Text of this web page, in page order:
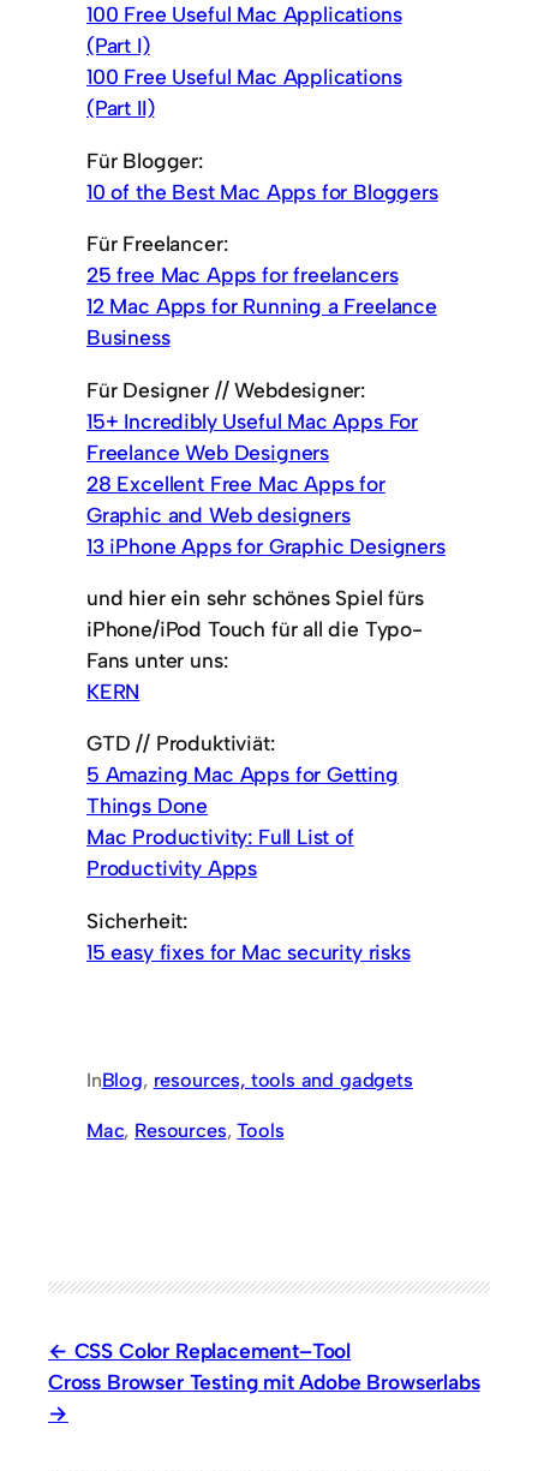
100 Free Useful Mac Applications
(Part I)
100 Free Useful Mac Applications
(Part II)
Für Blogger:
10 of the Best Mac Apps for Bloggers
Für Freelancer:
25 free Mac Apps for freelancers
12 Mac Apps for Running a Freelance
Business
Für Designer // Webdesigner:
15+ Incredibly Useful Mac Apps For
Freelance Web Designers
28 Excellent Free Mac Apps for
Graphic and Web designers
13 iPhone Apps for Graphic Designers
und hier ein sehr schönes Spiel fürs
iPhone/iPod Touch für all die Typo-
Fans unter uns:
KERN
GTD // Produktiviät:
5 Amazing Mac Apps for Getting
Things Done
Mac Productivity: Full List of
Productivity Apps
Sicherheit:
15 easy fixes for Mac security risks
InBlog, resources, tools and gadgets
Mac, Resources, Tools
CSS Color Replacement–Tool
Cross Browser Testing mit Adobe Browserlabs